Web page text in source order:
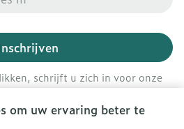
om uw ervaring beter te
schrijft u zich in voor onze
met onzeprivacy policy.